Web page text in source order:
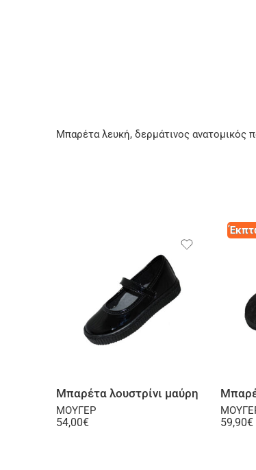
Μπαρέτα λευκή, δερμάτινος ανατομικός
Μπαρέτα λουστρίνι μαύρη
ΜΟΥΓΕΡ
54,00€ 59,90€